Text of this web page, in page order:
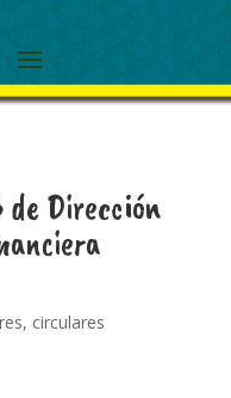
Dirección
, circulares